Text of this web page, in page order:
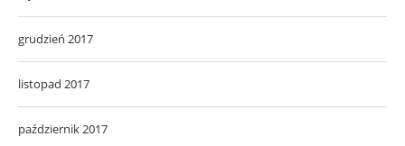
grudzień 2017
listopad 2017
październik 2017